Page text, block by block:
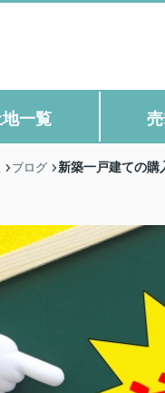
一覧
ブログ 新築一戸建ての購